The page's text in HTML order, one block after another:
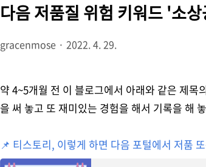
다음 저품질 위험 키워드 '소
gracenmose 2022. 4. 29.
약 4~5개월 전 이 블로그에서 아래와 같은 제
을 써 놓고 또 재미있는 경험을 해서 기록을 해
📌 티스토리, 이렇게 하면 다음 포털에서 저품